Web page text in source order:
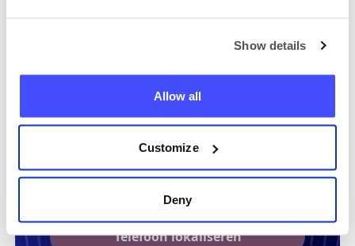
Show details
Allow all
Customize
Deny
Lokaleer nu elke telefoon
Telefoon lokaliseren